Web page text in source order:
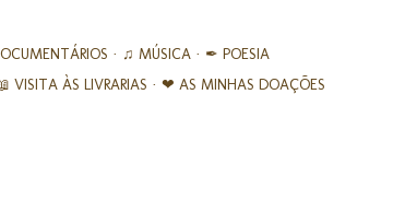
♫ MÚSICA
✒ POESIA
VISITA ÀS LIVRARIAS ❤ AS MINHAS DOAÇÕES